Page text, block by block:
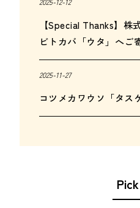
【Special Thanks】株
ビトカバ「ウタ」へご
2025-11-27
コツメカワウソ「タス